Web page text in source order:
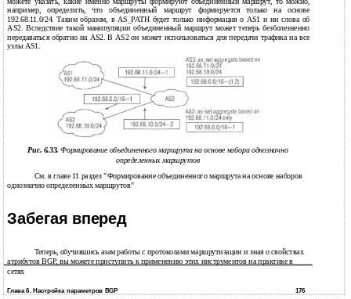
можете указать, какие именно маршруты формируют объединенный маршрут, то можно,
например, определить, что объединенный маршрут формируется только на основе
192.68.11.0/24. Таким образом, в AS_PATH будет только информация о AS1 и ни слова об
AS2. Вследствие такой манипуляции объединенный маршрут может теперь безболезненно
передаваться обратно на AS2. В AS2 он может использоваться для передачи трафика на все
узлы AS1.
Рис. 6.33.Формирование объединенного маршрута на основе набора однозначно
определенных маршрутов
См. в главе 11 раздел "Формирование объединенного маршрута на основе наборов
однозначно определенных маршрутов"
Забегая вперед
Теперь, обучившись азам работы с протоколами маршрутизации и зная о свойствах
атрибутов BGP, вы можете приступить к применению этих инструментов на практике в
сетях
Глава 6. Настройка параметров BGP 176